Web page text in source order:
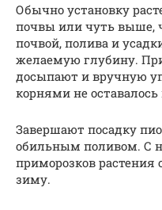
Обычно установку
почвы или чуть выше,
почвой, полива и
желаемую глубину.
досыпают и вручную
корнями не оставалось
Завершают посадку
обильным поливом. С
приморозков
зиму.